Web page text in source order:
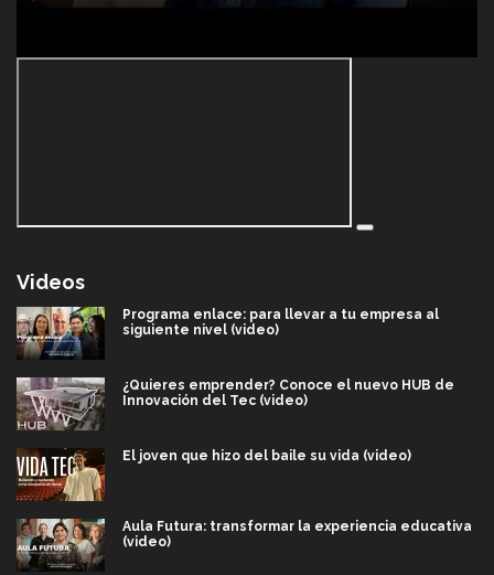
Videos
Programa enlace: para llevar a tu empresa al
siguiente nivel (video)
¿Quieres emprender? Conoce el nuevo HUB de
Innovación del Tec (video)
El joven que hizo del baile su vida (video)
Aula Futura: transformar la experiencia educativa
(video)